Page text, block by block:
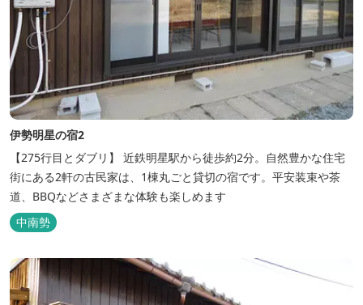
伊勢明星の宿2
【275行目とダブリ】 近鉄明星駅から徒歩約2分。自然豊かな住宅
街にある2軒の古民家は、1棟丸ごと貸切の宿です。平安装束や茶
道、BBQなどさまざまな体験も楽しめます
中南勢